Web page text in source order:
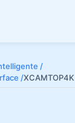
/
/XCAMTOP4K